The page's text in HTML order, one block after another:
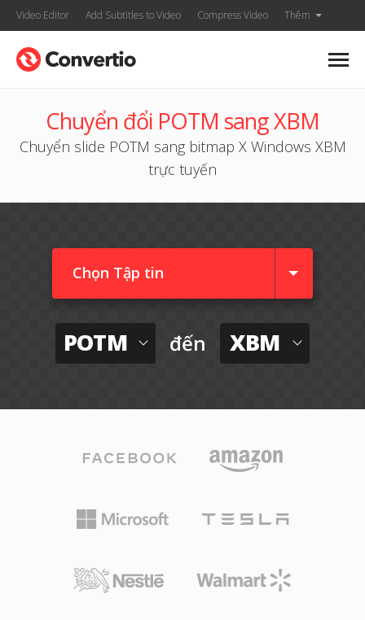
Video Editor Add Subtitles to Video Compress Video Thêm
Chuyển đổi POTM sang XBM
Chuyển slide POTM sang bitmap X Windows XBM
trực tuyến
Chọn Tập tin
POTM đến XBM